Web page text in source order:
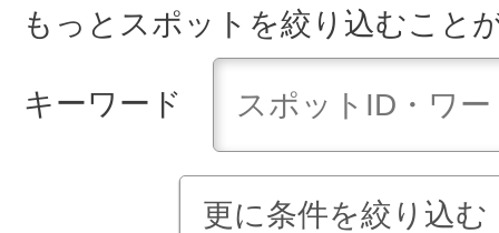
もっとスポットを絞り込むこと
キーワード
更に条件を絞り込む